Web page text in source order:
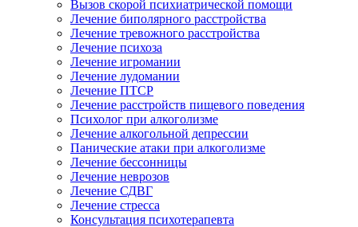
Вызов скорой психиатрической помощи
Лечение биполярного расстройства
Лечение тревожного расстройства
Лечение психоза
Лечение игромании
Лечение лудомании
Лечение ПТСР
Лечение расстройств пищевого поведения
Психолог при алкоголизме
Лечение алкогольной депрессии
Панические атаки при алкоголизме
Лечение бессонницы
Лечение неврозов
Лечение СДВГ
Лечение стресса
Консультация психотерапевта